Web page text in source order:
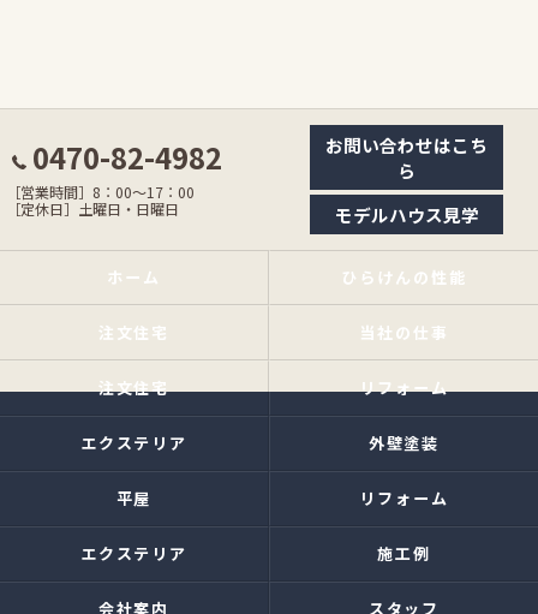
0470-82-4982
［営業時間］8：00〜17：00
［定休日］土曜日・日曜日
お問い合わせはこち
ら
モデルハウス見学
ホーム ひらけんの性能
注文住宅 当社の仕事
注文住宅 リフォーム
エクステリア 外壁塗装
平屋 リフォーム
エクステリア 施工例
会社案内 スタッフ